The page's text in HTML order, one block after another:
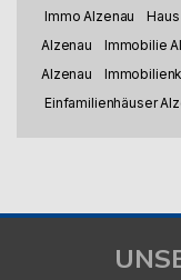
Immo Alzenau
Alzenau
Immobilie
Alzenau
Einfamilienhäuser